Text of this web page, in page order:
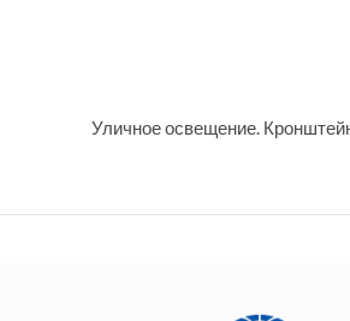
Уличное освещение.